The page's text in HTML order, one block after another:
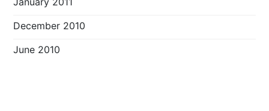
December 2010
June 2010